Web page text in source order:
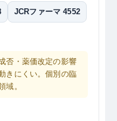
JCRファーマ 4552
否・薬価改定の影響
きにくい。個別の臨
域。